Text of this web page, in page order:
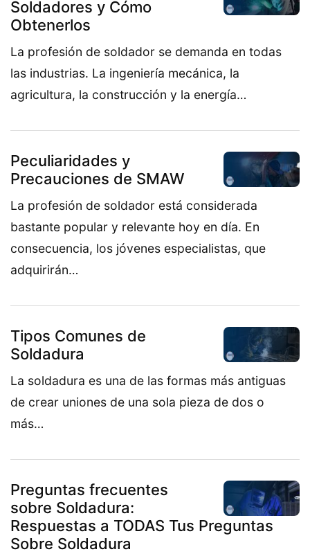
Soldadores y Cómo
Obtenerlos
La profesión de soldador se demanda en todas
las industrias. La ingeniería mecánica, la
agricultura, la construcción y la energía…
Peculiaridades y
Precauciones de SMAW
La profesión de soldador está considerada
bastante popular y relevante hoy en día. En
consecuencia, los jóvenes especialistas, que
adquirirán…
Tipos Comunes de
Soldadura
La soldadura es una de las formas más antiguas
de crear uniones de una sola pieza de dos o
más…
Preguntas frecuentes
sobre Soldadura:
Respuestas a TODAS Tus Preguntas
Sobre Soldadura